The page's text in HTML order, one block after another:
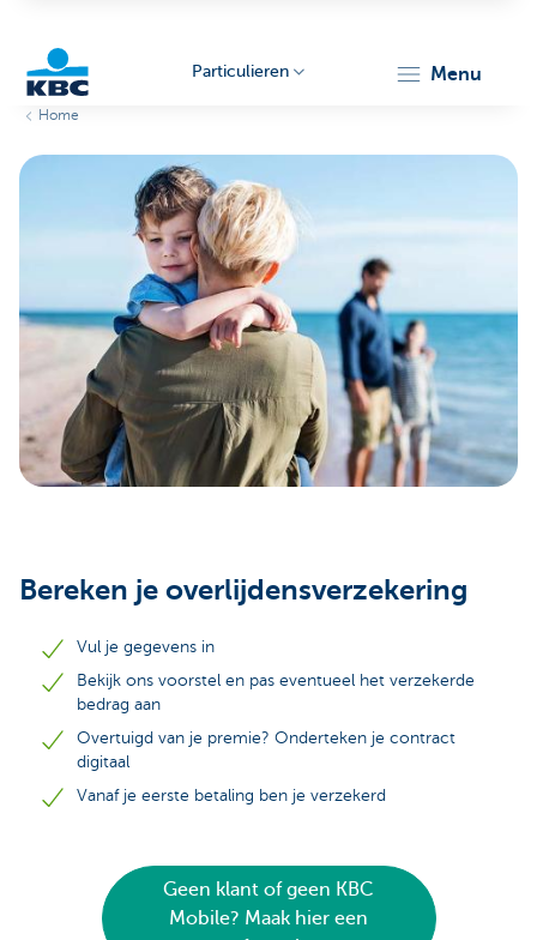
Particulieren menu
Home
Bereken je overlijdensverzekering
Vul je gegevens in
Bekijk ons voorstel en pas eventueel het verzekerde
bedrag aan
Overtuigd van je premie? Onderteken je contract
digitaal
Vanaf je eerste betaling ben je verzekerd
Geen klant of geen KBC
Mobile? Maak hier een